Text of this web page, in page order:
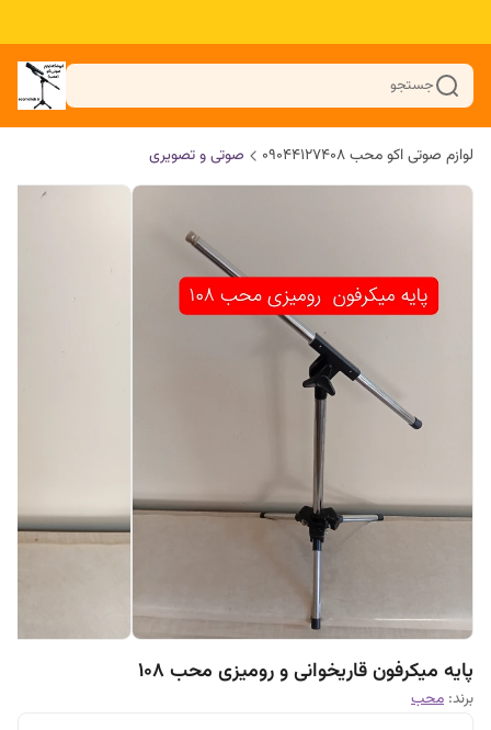
جستجو
لوازم صوتی اکو محب 09044127408 صوتی و تصویری
پایه میکرفون قاریخوانی و رومیزی محب ۱۰۸
برند: محب